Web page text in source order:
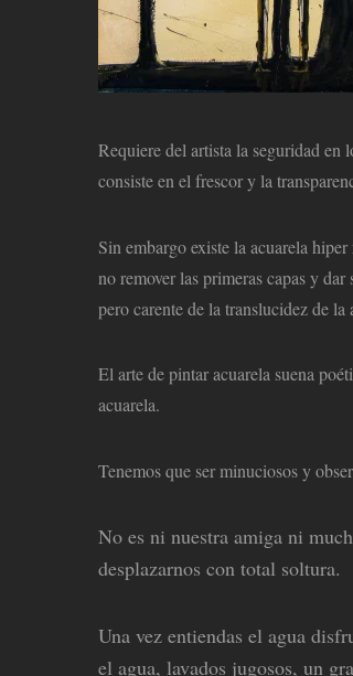
Requiere del artista la seguridad en
consiste en el frescor y la
Sin embargo existe la acuarela
no remover las primeras capas y
pero carente de la translucidez de la
El arte de pintar acuarela suena
acuarela.
Tenemos que ser minuciosos y
No es ni nuestra amiga ni
desplazarnos con total soltura.
Una vez entiendas el agua
el agua, lavados jugosos, un